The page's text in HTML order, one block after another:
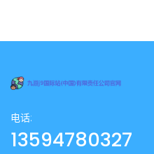
电话:
13594780327